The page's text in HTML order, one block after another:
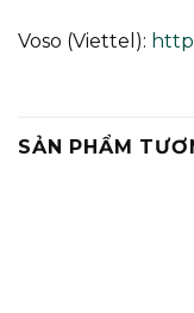
Voso (Viettel):
SẢN PHẨM